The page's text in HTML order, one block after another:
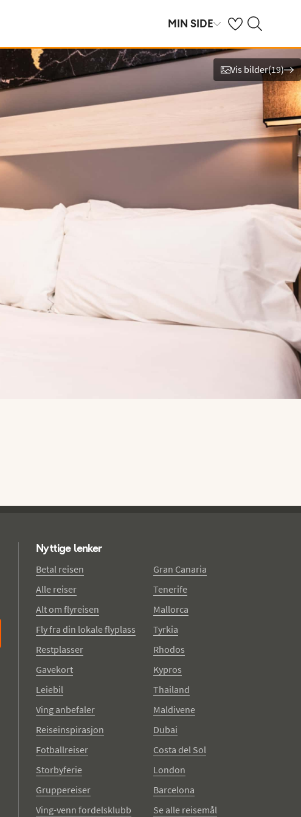
MIN SIDE Se dine sparte
Søk på ving.no
Vis bilder(19)
Nyttige lenker
Betal reisen
Alle reiser
Alt om flyreisen
Fly fra din lokale flyplass
Restplasser
Gavekort
Leiebil
Ving anbefaler
Reiseinspirasjon
Fotballreiser
Storbyferie
Gruppereiser
Ving-venn fordelsklubb
Gran Canaria
Tenerife
Mallorca
Tyrkia
Rhodos
Kypros
Thailand
Maldivene
Dubai
Costa del Sol
London
Barcelona
Se alle reisemål